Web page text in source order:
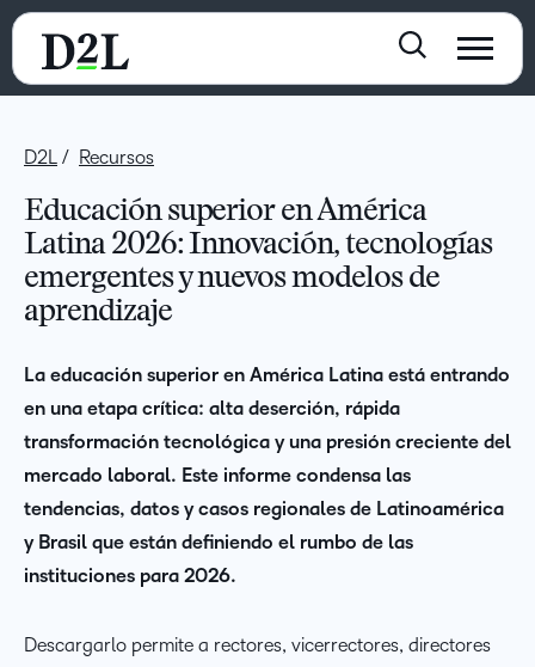
D2L Recursos
Educación superior en América
Latina 2026: Innovación, tecnologías
emergentes y nuevos modelos de
aprendizaje
La educación superior en América Latina está entrando
en una etapa crítica: alta deserción, rápida
transformación tecnológica y una presión creciente del
mercado laboral. Este informe condensa las
tendencias, datos y casos regionales de Latinoamérica
y Brasil que están definiendo el rumbo de las
instituciones para 2026.
Descargarlo permite a rectores, vicerrectores, directores